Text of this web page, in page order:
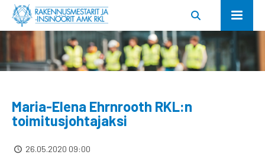
Maria-Elena Ehrnrooth RKL:n
toimitusjohtajaksi
26.05.2020 09:00